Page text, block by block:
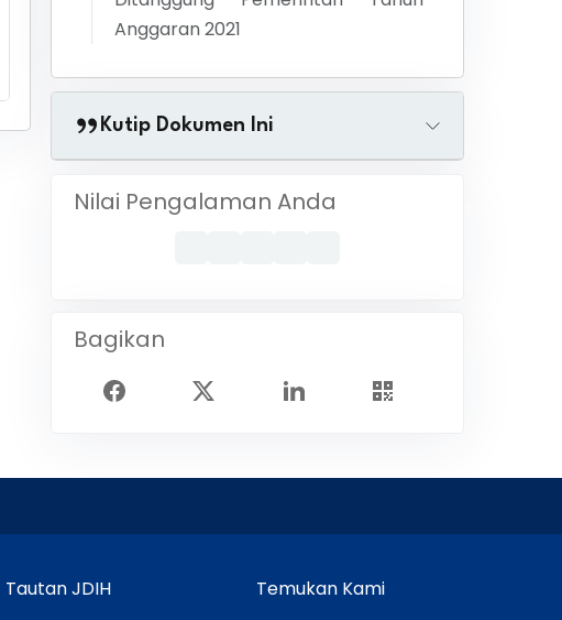
Anggaran 2021
Kutip Dokumen Ini
Nilai Pengalaman Anda
Bagikan
Tautan JDIH Temukan Kami